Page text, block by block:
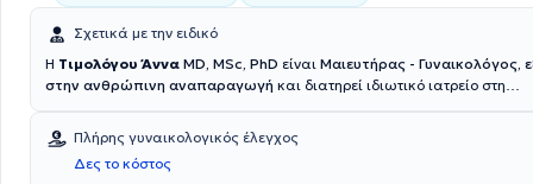
Σχετικά με την ειδικό
Η Τιμολόγου Άννα MD, MSc, PhD είναι Μαιευτήρας - Γυναικολόγος,
στην ανθρώπινη αναπαραγωγή και διατηρεί ιδιωτικό ιατρείο στη
Θεσσαλονίκης (ΑΠΘ) και κάτοχος Μεταπτυχιακού τίτλου σπουδών στη
Αναπαραγωγής"
από την Ιατρική Σχολή του Πανεπιστημίου
μεταπτυχακού τίτλου σπουδών
Πλήρης γυναικολογικός έλεγχος
Δες το κόστος